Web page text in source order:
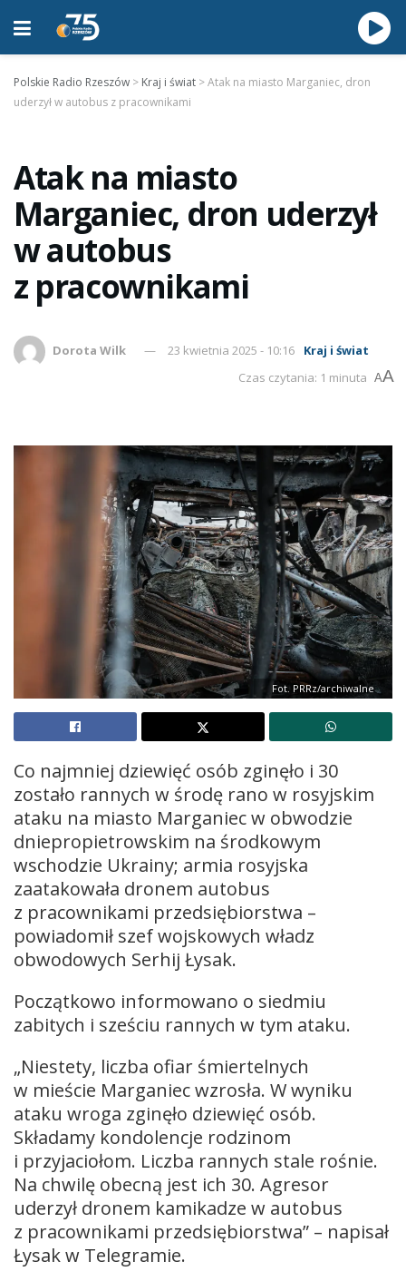
Polskie Radio Rzeszów > Kraj i świat >Atak na miasto Marganiec, dron
uderzył w autobus z pracownikami
Atak na miasto
Marganiec, dron uderzył
w autobus
z pracownikami
Dorota Wilk 23 kwietnia 2025 - 10:16
Kraj i świat
Czas czytania: 1 minuta AA
Fot. PRRz/archiwalne
Co najmniej dziewięć osób zginęło i 30
zostało rannych w środę rano w rosyjskim
ataku na miasto Marganiec w obwodzie
dniepropietrowskim na środkowym
wschodzie Ukrainy; armia rosyjska
zaatakowała dronem autobus
z pracownikami przedsiębiorstwa –
powiadomił szef wojskowych władz
obwodowych Serhij Łysak.
Początkowo informowano o siedmiu
zabitych i sześciu rannych w tym ataku.
„Niestety, liczba ofiar śmiertelnych
w mieście Marganiec wzrosła. W wyniku
ataku wroga zginęło dziewięć osób.
Składamy kondolencje rodzinom
i przyjaciołom. Liczba rannych stale rośnie.
Na chwilę obecną jest ich 30. Agresor
uderzył dronem kamikadze w autobus
z pracownikami przedsiębiorstwa” – napisał
Łysak w Telegramie.